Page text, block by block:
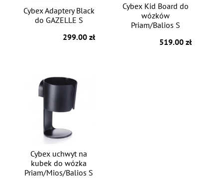
Cybex Adaptery Black
do GAZELLE S
299.00 zł
Cybex Kid Board do
wózków
Priam/Balios S
519.00 zł
Cybex uchwyt na
kubek do wózka
Priam/Mios/Balios S